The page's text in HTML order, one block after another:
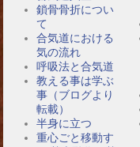
鎖骨骨折につい
て
合気道における
気の流れ
呼吸法と合気道
教える事は学ぶ
事（ブログより
転載）
半身に立つ
重心ごと移動す